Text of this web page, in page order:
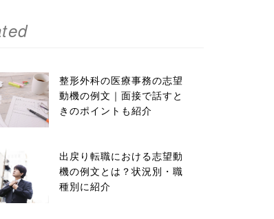
整形外科の医療事務の志望
動機の例文｜面接で話すと
きのポイントも紹介
出戻り転職における志望動
機の例文とは？状況別・職
種別に紹介